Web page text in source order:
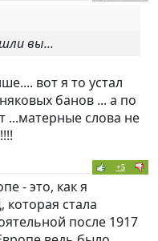
вы...
вот я то устал
банов ... а по
...матерные слова не
+5
- это, как я
стала
после 1917